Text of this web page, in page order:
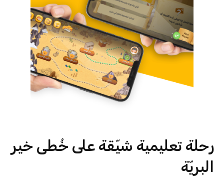
رحلة تعليمية شيّقة على خُطى خير
البريّة